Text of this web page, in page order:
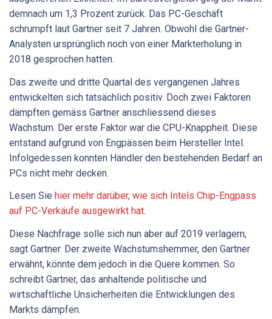
demnach um 1,3 Prozent zurück. Das PC-Geschäft
schrumpft laut Gartner seit 7 Jahren. Obwohl die Gartner-
Analysten ursprünglich noch von einer Markterholung in
2018 gesprochen hatten.
Das zweite und dritte Quartal des vergangenen Jahres
entwickelten sich tatsächlich positiv. Doch zwei Faktoren
dämpften gemäss Gartner anschliessend dieses
Wachstum. Der erste Faktor war die CPU-Knappheit. Diese
entstand aufgrund von Engpässen beim Hersteller Intel.
Infolgedessen konnten Händler den bestehenden Bedarf an
PCs nicht mehr decken.
Lesen Sie hier mehr darüber, wie sich Intels Chip-Engpass
auf PC-Verkäufe ausgewirkt hat.
Diese Nachfrage solle sich nun aber auf 2019 verlagern,
sagt Gartner. Der zweite Wachstumshemmer, den Gartner
erwähnt, könnte dem jedoch in die Quere kommen. So
schreibt Gartner, das anhaltende politische und
wirtschaftliche Unsicherheiten die Entwicklungen des
Markts dämpfen.